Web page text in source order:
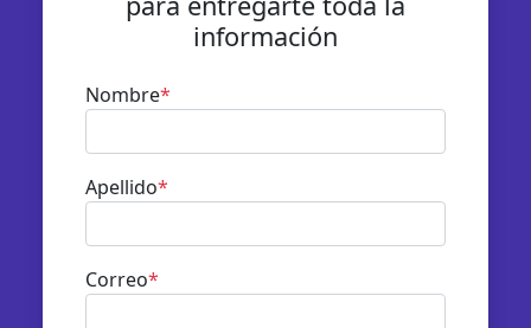
información
Nombre*
Apellido*
Correo*